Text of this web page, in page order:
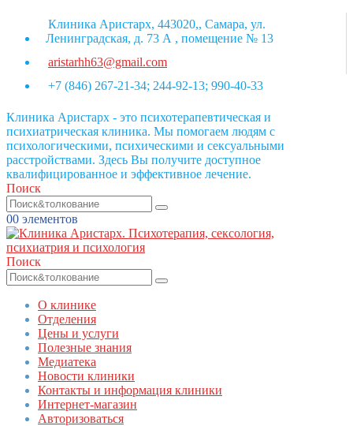
Клиника Аристарх, 443020,, Самара, ул.
Ленинградская, д. 73 А , помещение № 13
aristarhh63@gmail.com
+7 (846) 267-21-34; 244-92-13; 990-40-33
Клиника Аристарх - это психотерапевтическая и
психиатрическая клиника. Мы помогаем людям с
психологическими, психическими и сексуальными
расстройствами. Здесь Вы получите доступное
квалифицированное и эффективное лечение.
Поиск
00 элементов
Поиск
О клинике
Отделения
Цены и услуги
Полезные знания
Медиатека
Новости клиники
Контакты и информация клиники
Интернет-магазин
Авторизоваться